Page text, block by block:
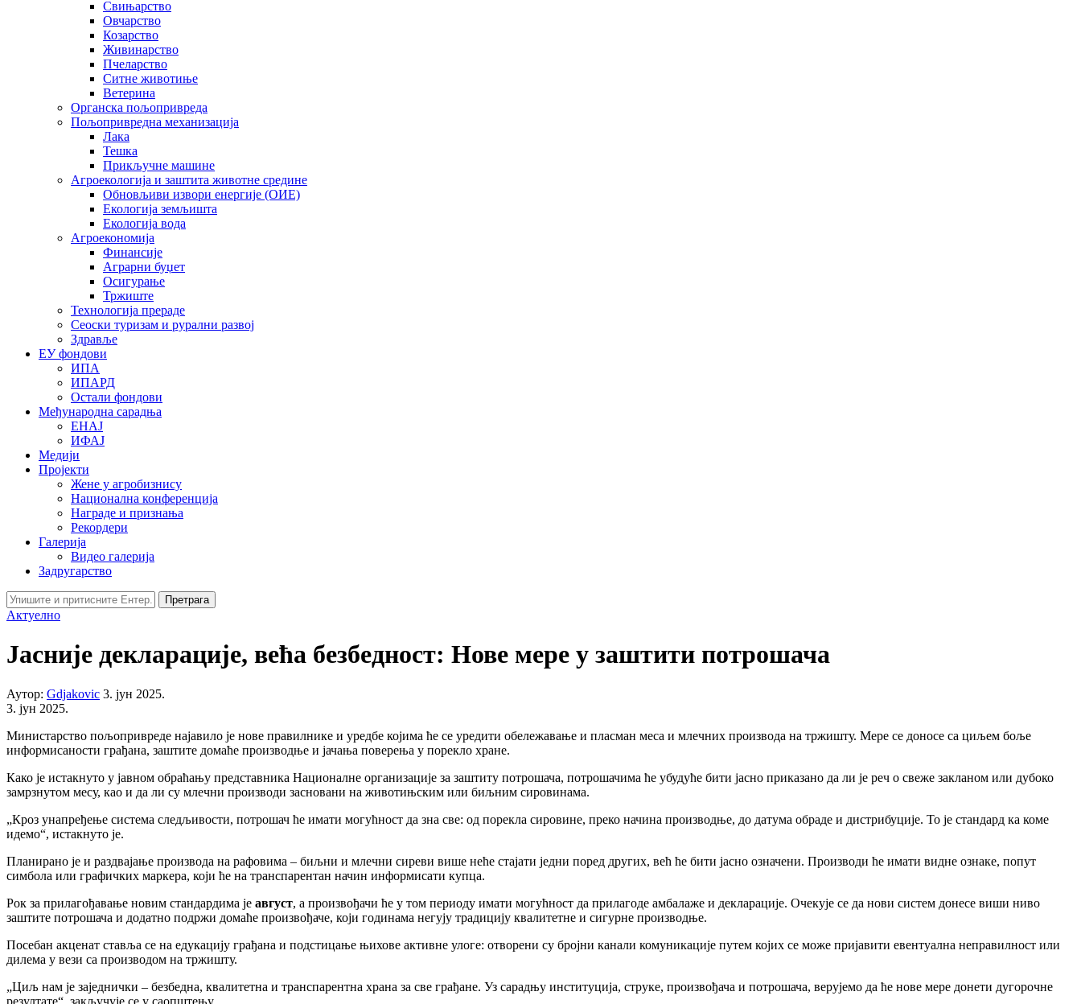
Свињарство
Овчарство
Козарство
Живинарство
Пчеларство
Ситне животиње
Ветерина
Органска пољопривреда
Пољопривредна механизација
Лака
Тешка
Прикључне машине
Агроекологија и заштита животне средине
Обновљиви извори енергије (ОИЕ)
Екологија земљишта
Екологија вода
Агроекономија
Финансије
Аграрни буџет
Осигурање
Тржиште
Технологија прераде
Сеоски туризам и рурални развој
Здравље
ЕУ фондови
ИПА
ИПАРД
Остали фондови
Међународна сарадња
ЕНАЈ
ИФАЈ
Медији
Пројекти
Жене у агробизнису
Национална конференција
Награде и признања
Рекордери
Галерија
Видео галерија
Задругарство
Претрага
Актуелно
Јасније декларације, већа безбедност: Нове мере у заштити потрошача
Аутор: Gdjakovic 3. јун 2025.
3. јун 2025.
Министарство пољопривреде најавило је нове правилнике и уредбе којима ће се уредити обележавање и пласман меса и млечних производа на тржишту. Мере се доносе са циљем боље
информисаности грађана, заштите домаће производње и јачања поверења у порекло хране.
Како је истакнуто у јавном обраћању представника Националне организације за заштиту потрошача, потрошачима ће убудуће бити јасно приказано да ли је реч о свеже закланом или дубоко
замрзнутом месу, као и да ли су млечни производи засновани на животињским или биљним сировинама.
„Кроз унапређење система следљивости, потрошач ће имати могућност да зна све: од порекла сировине, преко начина производње, до датума обраде и дистрибуције. То је стандард ка коме
идемо“, истакнуто је.
Планирано је и раздвајање производа на рафовима – биљни и млечни сиреви више неће стајати једни поред других, већ ће бити јасно означени. Производи ће имати видне ознаке, попут
симбола или графичких маркера, који ће на транспарентан начин информисати купца.
Рок за прилагођавање новим стандардима је август, а произвођачи ће у том периоду имати могућност да прилагоде амбалаже и декларације. Очекује се да нови систем донесе виши ниво
заштите потрошача и додатно подржи домаће произвођаче, који годинама негују традицију квалитетне и сигурне производње.
Посебан акценат ставља се на едукацију грађана и подстицање њихове активне улоге: отворени су бројни канали комуникације путем којих се може пријавити евентуална неправилност или
дилема у вези са производом на тржишту.
„Циљ нам је заједнички – безбедна, квалитетна и транспарентна храна за све грађане. Уз сарадњу институција, струке, произвођача и потрошача, верујемо да ће нове мере донети дугорочне
резултате“, закључује се у саопштењу.